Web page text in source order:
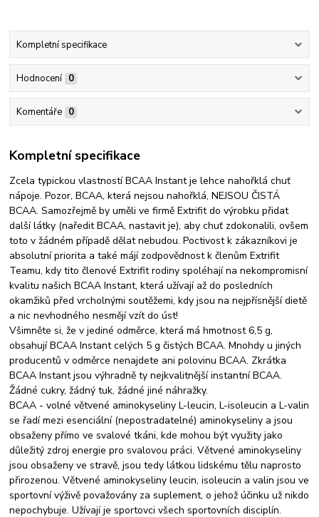
Kompletní specifikace
Hodnocení 0
Komentáře 0
Kompletní specifikace
Zcela typickou vlastností BCAA Instant je lehce nahořklá chuť
nápoje. Pozor, BCAA, která nejsou nahořklá, NEJSOU ČISTÁ
BCAA. Samozřejmě by uměli ve firmě Extrifit do výrobku přidat
další látky (naředit BCAA, nastavit je), aby chuť zdokonalili, ovšem
toto v žádném případě dělat nebudou. Poctivost k zákazníkovi je
absolutní priorita a také májí zodpovědnost k členům Extrifit
Teamu, kdy tito členové Extrifit rodiny spoléhají na nekompromisní
kvalitu našich BCAA Instant, která užívají až do posledních
okamžiků před vrcholnými soutěžemi, kdy jsou na nejpřísnější dietě
a nic nevhodného nesmějí vzít do úst!
Všimněte si, že v jediné odměrce, která má hmotnost 6,5 g,
obsahují BCAA Instant celých 5 g čistých BCAA. Mnohdy u jiných
producentů v odměrce nenajdete ani polovinu BCAA. Zkrátka
BCAA Instant jsou výhradně ty nejkvalitnější instantní BCAA.
Žádné cukry, žádný tuk, žádné jiné náhražky.
BCAA - volné větvené aminokyseliny L-leucin, L-isoleucin a L-valin
se řadí mezi esenciální (nepostradatelné) aminokyseliny a jsou
obsaženy přímo ve svalové tkáni, kde mohou být využity jako
důležitý zdroj energie pro svalovou práci. Větvené aminokyseliny
jsou obsaženy ve stravě, jsou tedy látkou lidskému tělu naprosto
přirozenou. Větvené aminokyseliny leucin, isoleucin a valin jsou ve
sportovní výživě považovány za suplement, o jehož účinku už nikdo
nepochybuje. Užívají je sportovci všech sportovních disciplín.